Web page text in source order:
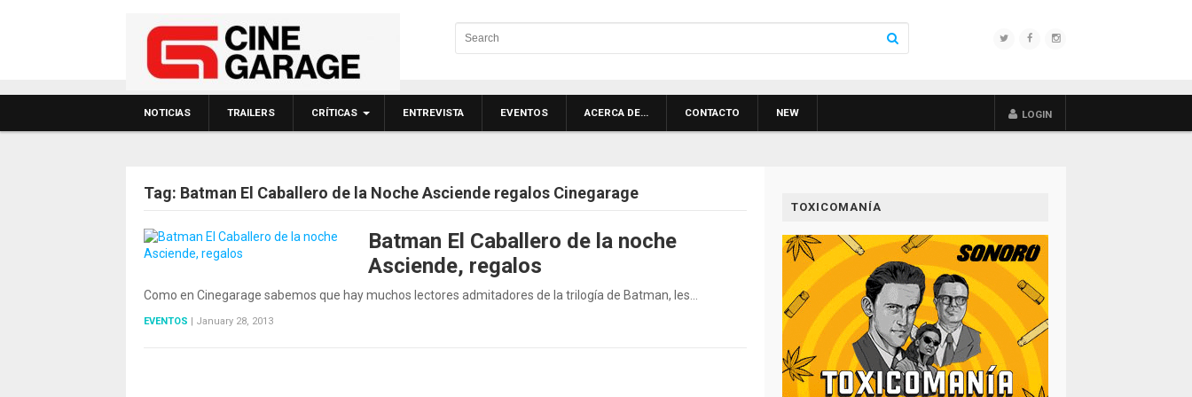
NOTICIAS TRAILERS CRÍTICAS ENTREVISTA EVENTOS ACERCA DE… CONTACTO NEW LOGIN
Tag: Batman El Caballero de la Noche Asciende regalos Cinegarage
Batman El Caballero de la noche
Asciende, regalos
Como en Cinegarage sabemos que hay muchos lectores admitadores de la trilogía de Batman, les…
EVENTOS | January 28, 2013
TOXICOMANÍA